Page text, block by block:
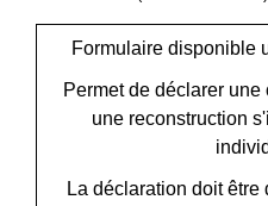
Formulaire disponible
Permet de déclarer
une reconstruction
La déclaration doit